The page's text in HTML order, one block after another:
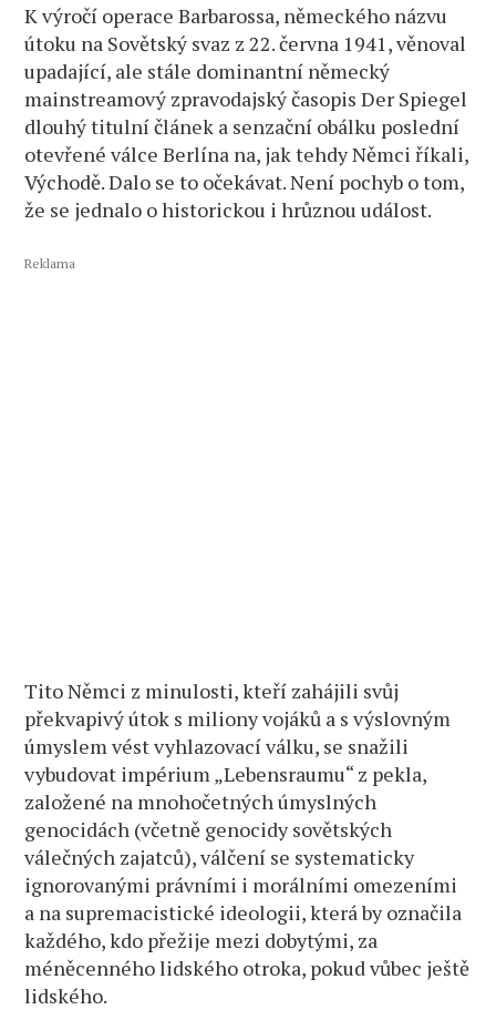
K výročí operace Barbarossa, německého názvu
útoku na Sovětský svaz z 22. června 1941, věnoval
upadající, ale stále dominantní německý
mainstreamový zpravodajský časopis Der Spiegel
dlouhý titulní článek a senzační obálku poslední
otevřené válce Berlína na, jak tehdy Němci říkali,
Východě. Dalo se to očekávat. Není pochyb o tom,
že se jednalo o historickou i hrůznou událost.
Reklama
Tito Němci z minulosti, kteří zahájili svůj
překvapivý útok s miliony vojáků a s výslovným
úmyslem vést vyhlazovací válku, se snažili
vybudovat impérium „Lebensraumu“ z pekla,
založené na mnohočetných úmyslných
genocidách (včetně genocidy sovětských
válečných zajatců), válčení se systematicky
ignorovanými právními i morálními omezeními
a na supremacistické ideologii, která by označila
každého, kdo přežije mezi dobytými, za
méněcenného lidského otroka, ​​pokud vůbec ještě
lidského.